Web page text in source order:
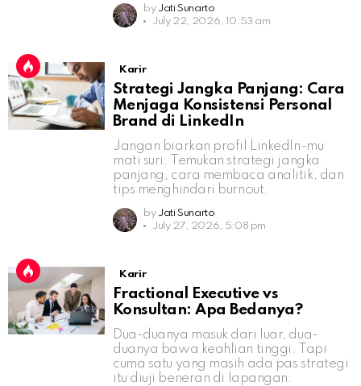
by Jati Sunarto
July 22, 2026, 10:53 am
Karir
Strategi Jangka Panjang: Cara
Menjaga Konsistensi Personal
Brand di LinkedIn
Jangan biarkan profil LinkedIn-mu
mati suri. Temukan strategi jangka
panjang, cara membaca analitik, dan
tips menghindari burnout.
by Jati Sunarto
July 27, 2026, 5:08 pm
Karir
Fractional Executive vs
Konsultan: Apa Bedanya?
Dua-duanya masuk dari luar, dua-
duanya bawa keahlian tinggi. Tapi
cuma satu yang masih ada pas strategi
itu diuji beneran di lapangan.